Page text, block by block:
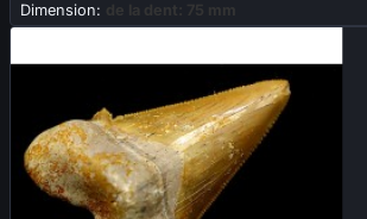
Dimension: de la dent: 75 mm